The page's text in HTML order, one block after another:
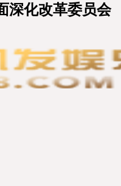
深化改革委员会